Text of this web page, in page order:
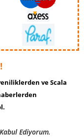
ve Scala
Ediyorum.